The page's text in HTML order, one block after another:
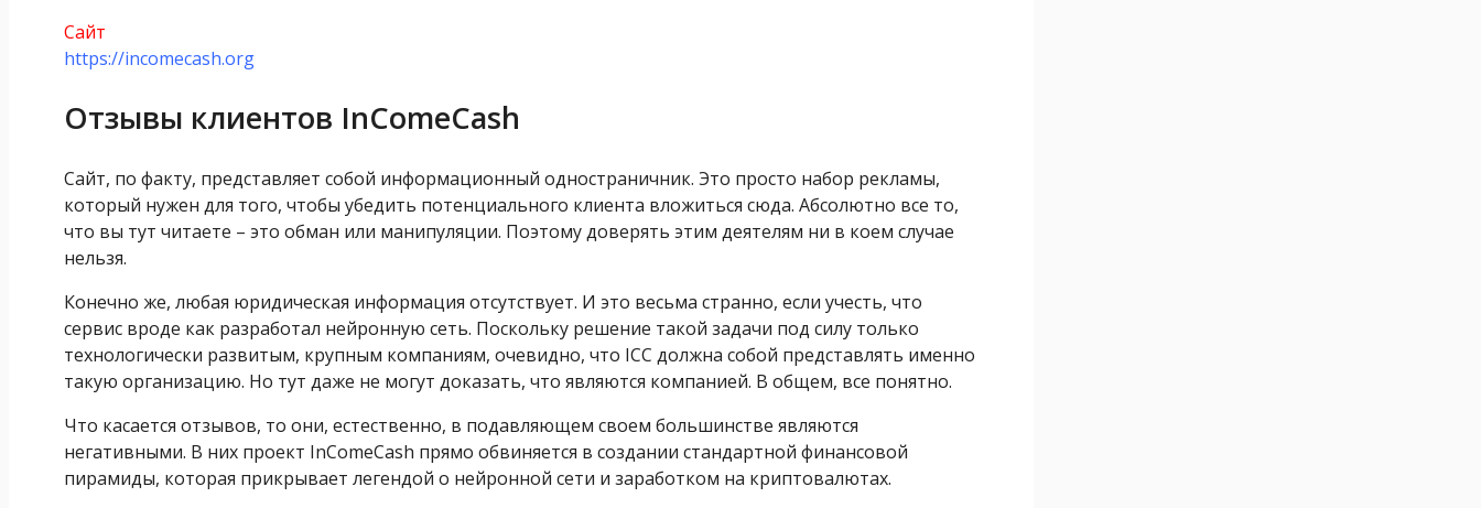
Сайт
https://incomecash.org
Отзывы клиентов InComeCash
Сайт, по факту, представляет собой информационный одностраничник. Это просто набор рекламы,
который нужен для того, чтобы убедить потенциального клиента вложиться сюда. Абсолютно все то,
что вы тут читаете – это обман или манипуляции. Поэтому доверять этим деятелям ни в коем случае
нельзя.
Конечно же, любая юридическая информация отсутствует. И это весьма странно, если учесть, что
сервис вроде как разработал нейронную сеть. Поскольку решение такой задачи под силу только
технологически развитым, крупным компаниям, очевидно, что ICC должна собой представлять именно
такую организацию. Но тут даже не могут доказать, что являются компанией. В общем, все понятно.
Что касается отзывов, то они, естественно, в подавляющем своем большинстве являются
негативными. В них проект InComeCash прямо обвиняется в создании стандартной финансовой
пирамиды, которая прикрывает легендой о нейронной сети и заработком на криптовалютах.